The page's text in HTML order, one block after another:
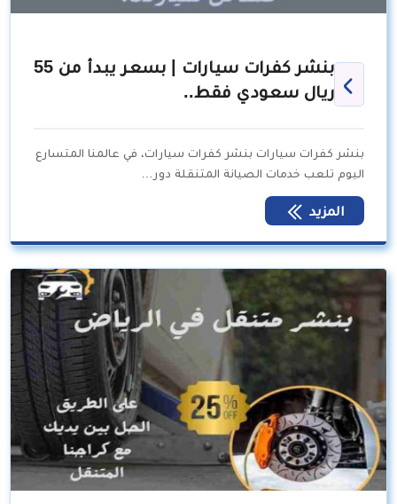
بنشر كفرات سيارات | بسعر يبدأ من 55
ريال سعودي فقط..
بنشر كفرات سيارات بنشر كفرات سيارات، في عالمنا المتسارع
اليوم تلعب خدمات الصيانة المتنقلة دور…
المزيد